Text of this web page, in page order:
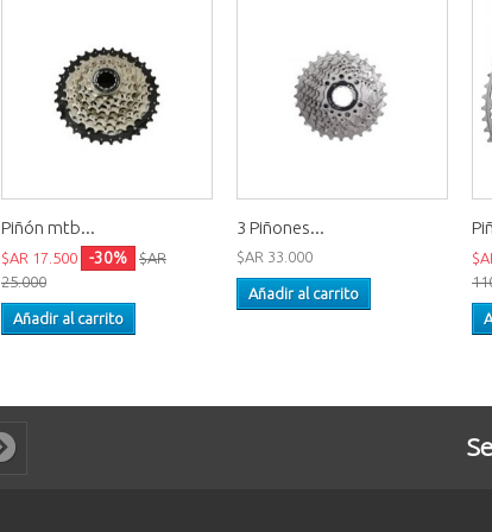
Piñón mtb...
$AR 17.500 -30%
$AR
25.000
Añadir al carrito
3 Piñones...
$AR 33.000
Añadir al carrito